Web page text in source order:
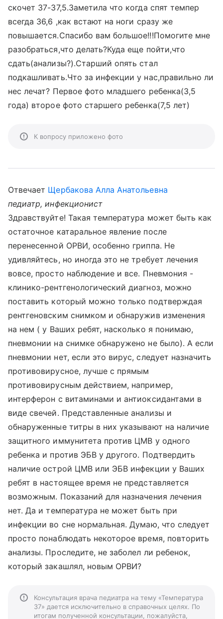
скочет 37-37,5.Заметила что когда спят темпер
всегда 36,6 ,как встают на ноги сразу же
повышается.Спасибо вам большое!!!Помогите мне
разобраться,что делать?Куда еще пойти,что
сдать(анализы?).Старший опять стал
подкашливать.Что за инфекции у нас,правильно ли
нес лечат? Первое фото младшего ребенка(3,5
года) второе фото старшего ребенка(7,5 лет)
К вопросу приложено фото
Отвечает Щербакова Алла Анатольевна
педиатр, инфекционист
Здравствуйте! Такая температура может быть как
остаточное катаральное явление после
перенесенной ОРВИ, особенно гриппа. Не
удивляйтесь, но иногда это не требует лечения
вовсе, просто наблюдение и все. Пневмония -
клинико-рентгенологический диагноз, можно
поставить который можно только подтверждая
рентгеновским снимком и обнаружив изменения
на нем ( у Ваших ребят, насколько я понимаю,
пневмонии на снимке обнаружено не было). А если
пневмонии нет, если это вирус, следует назначить
противовирусное, лучше с прямым
противовирусным действием, например,
интерферон с витаминами и антиоксидантами в
виде свечей. Представленные анализы и
обнаруженные титры в них указывают на наличие
защитного иммунитета против ЦМВ у одного
ребенка и против ЭБВ у другого. Подтвердить
наличие острой ЦМВ или ЭБВ инфекции у Ваших
ребят в настоящее время не представляется
возможным. Показаний для назначения лечения
нет. Да и температура не может быть при
инфекции во сне нормальная. Думаю, что следует
просто понаблюдать некоторое время, повторить
анализы. Проследите, не заболел ли ребенок,
который закашлял, новым ОРВИ?
Консультация врача педиатра на тему «Температура
37» дается исключительно в справочных целях. По
итогам полученной консультации, пожалуйста,